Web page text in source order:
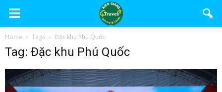
Home Tags Đặc khu Phú Quốc
Tag: Đặc khu Phú Quốc